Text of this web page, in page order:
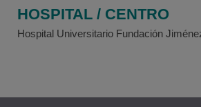
HOSPITAL / CENTRO
Hospital Universitario Fundación